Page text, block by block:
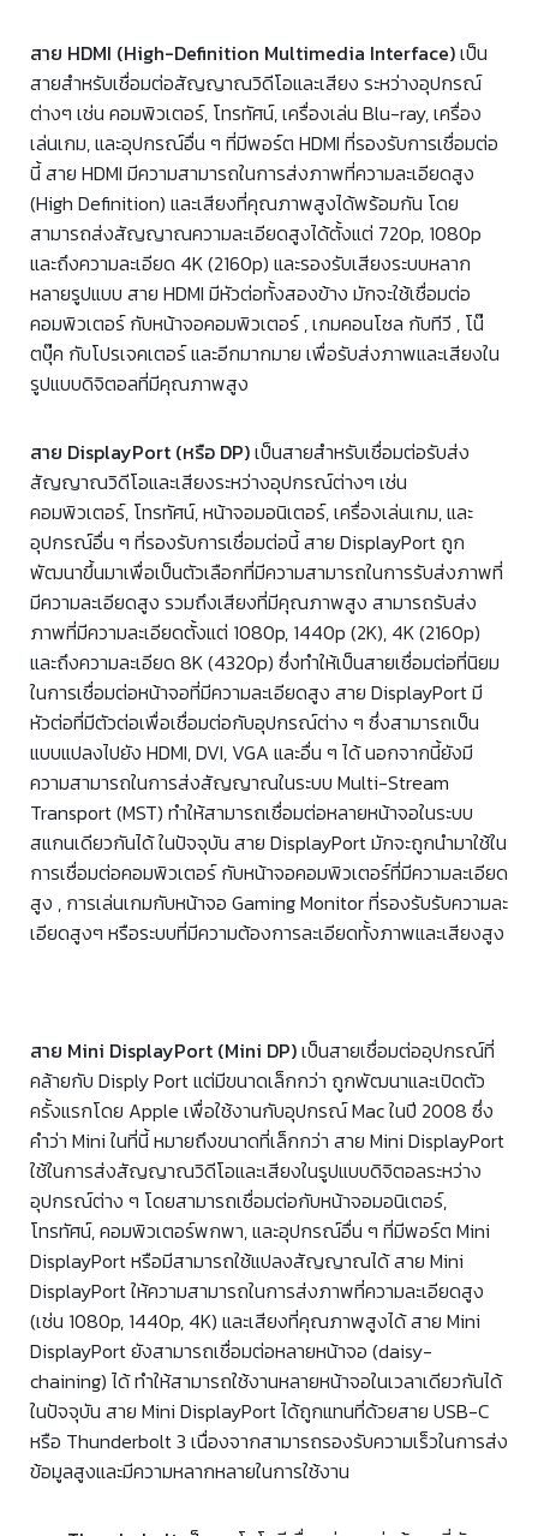
สาย HDMI (High-Definition Multimedia Interface)เป็น
สายสำหรับเชื่อมต่อสัญญาณวิดีโอและเสียง ระหว่างอุปกรณ์
ต่างๆ เช่น คอมพิวเตอร์, โทรทัศน์, เครื่องเล่น Blu-ray, เครื่อง
เล่นเกม, และอุปกรณ์อื่น ๆ ที่มีพอร์ต HDMI ที่รองรับการเชื่อมต่อ
นี้ สาย HDMI มีความสามารถในการส่งภาพที่ความละเอียดสูง
(High Definition) และเสียงที่คุณภาพสูงได้พร้อมกัน โดย
สามารถส่งสัญญาณความละเอียดสูงได้ตั้งแต่ 720p, 1080p
และถึงความละเอียด 4K (2160p) และรองรับเสียงระบบหลาก
หลายรูปแบบ สาย HDMI มีหัวต่อทั้งสองข้าง มักจะใช้เชื่อมต่อ
คอมพิวเตอร์ กับหน้าจอคอมพิวเตอร์ , เกมคอนโซล กับทีวี , โน๊
ตบุ๊ค กับโปรเจคเตอร์ และอีกมากมาย เพื่อรับส่งภาพและเสียงใน
รูปแบบดิจิตอลที่มีคุณภาพสูง
สาย DisplayPort (หรือ DP)เป็นสายสำหรับเชื่อมต่อรับส่ง
สัญญาณวิดีโอและเสียงระหว่างอุปกรณ์ต่างๆ เช่น
คอมพิวเตอร์, โทรทัศน์, หน้าจอมอนิเตอร์, เครื่องเล่นเกม, และ
อุปกรณ์อื่น ๆ ที่รองรับการเชื่อมต่อนี้ สาย DisplayPort ถูก
พัฒนาขึ้นมาเพื่อเป็นตัวเลือกที่มีความสามารถในการรับส่งภาพที่
มีความละเอียดสูง รวมถึงเสียงที่มีคุณภาพสูง สามารถรับส่ง
ภาพที่มีความละเอียดตั้งแต่ 1080p, 1440p (2K), 4K (2160p)
และถึงความละเอียด 8K (4320p) ซึ่งทำให้เป็นสายเชื่อมต่อที่นิยม
ในการเชื่อมต่อหน้าจอที่มีความละเอียดสูง สาย DisplayPort มี
หัวต่อที่มีตัวต่อเพื่อเชื่อมต่อกับอุปกรณ์ต่าง ๆ ซึ่งสามารถเป็น
แบบแปลงไปยัง HDMI, DVI, VGA และอื่น ๆ ได้ นอกจากนี้ยังมี
ความสามารถในการส่งสัญญาณในระบบ Multi-Stream
Transport (MST) ทำให้สามารถเชื่อมต่อหลายหน้าจอในระบบ
สแกนเดียวกันได้ ในปัจจุบัน สาย DisplayPort มักจะถูกนำมาใช้ใน
การเชื่อมต่อคอมพิวเตอร์ กับหน้าจอคอมพิวเตอร์ที่มีความละเอียด
สูง , การเล่นเกมกับหน้าจอ Gaming Monitor ที่รองรับรับความละ
เอียดสูงๆ หรือระบบที่มีความต้องการละเอียดทั้งภาพและเสียงสูง
สาย Mini DisplayPort (Mini DP)เป็นสายเชื่อมต่ออุปกรณ์ที่
คล้ายกับ Disply Port แต่มีขนาดเล็กกว่า ถูกพัฒนาและเปิดตัว
ครั้งแรกโดย Apple เพื่อใช้งานกับอุปกรณ์ Mac ในปี 2008 ซึ่ง
คำว่า Mini ในที่นี้ หมายถึงขนาดที่เล็กกว่า สาย Mini DisplayPort
ใช้ในการส่งสัญญาณวิดีโอและเสียงในรูปแบบดิจิตอลระหว่าง
อุปกรณ์ต่าง ๆ โดยสามารถเชื่อมต่อกับหน้าจอมอนิเตอร์,
โทรทัศน์, คอมพิวเตอร์พกพา, และอุปกรณ์อื่น ๆ ที่มีพอร์ต Mini
DisplayPort หรือมีสามารถใช้แปลงสัญญาณได้ สาย Mini
DisplayPort ให้ความสามารถในการส่งภาพที่ความละเอียดสูง
(เช่น 1080p, 1440p, 4K) และเสียงที่คุณภาพสูงได้ สาย Mini
DisplayPort ยังสามารถเชื่อมต่อหลายหน้าจอ (daisy-
chaining) ได้ ทำให้สามารถใช้งานหลายหน้าจอในเวลาเดียวกันได้
ในปัจจุบัน สาย Mini DisplayPort ได้ถูกแทนที่ด้วยสาย USB-C
หรือ Thunderbolt 3 เนื่องจากสามารถรองรับความเร็วในการส่ง
ข้อมูลสูงและมีความหลากหลายในการใช้งาน